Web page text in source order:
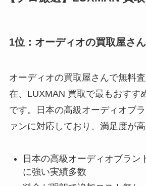
1位：オーディオの買取屋さ
オーディオの買取屋さんで無料
在、LUXMAN 買取で最もおすす
です。日本の高級オーディオブ
ァンに対応しており、満足度が高
日本の高級オーディオブラン
に強い実績多数